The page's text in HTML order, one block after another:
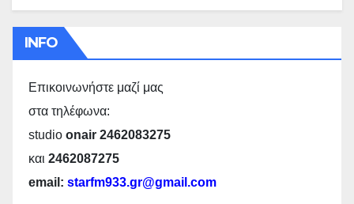
INFO
Επικοινωνήστε μαζί μας
στα τηλέφωνα:
studio onair 2462083275
και 2462087275
email: starfm933.gr@gmail.com